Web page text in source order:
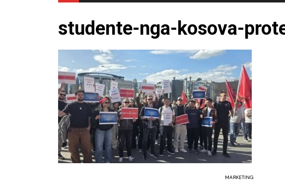
KOSOVË
RAJON
BOTË
studente-nga-kosova-
MARKETING